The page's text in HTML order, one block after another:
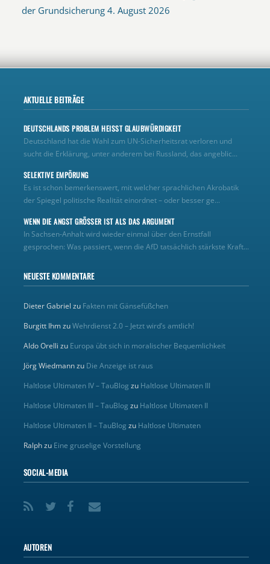
der Grundsicherung 4. August 2026
AKTUELLE BEITRÄGE
DEUTSCHLANDS PROBLEM HEISST GLAUBWÜRDIGKEIT
Deutschland hat die Wahl zum UN‑Sicherheitsrat verloren und
sucht die Erklärung, unter anderem bei Russland, das angeblic...
SELEKTIVE EMPÖRUNG
Es ist schon bemerkenswert, mit welcher sprachlichen Akrobatik
der Spiegel politische Realität einordnet – oder besser ge...
WENN DIE ANGST GRÖSSER IST ALS DAS ARGUMENT
In Sachsen-Anhalt wird wieder einmal über den Ernstfall
gesprochen: Was passiert, wenn die AfD tatsächlich stärkste Kraft...
NEUESTE KOMMENTARE
Dieter Gabriel zu Fakten mit Gänsefüßchen
Burgitt IhmzuWehrdienst 2.0 – Jetzt wird’s amtlich!
Aldo Orelli zu Europa übt sich in moralischer Bequemlichkeit
Jörg Wiedmannzu Die Anzeige ist raus
Haltlose Ultimaten IV – TauBlog zu Haltlose Ultimaten III
Haltlose Ultimaten III – TauBlog zu Haltlose Ultimaten II
Haltlose Ultimaten II – TauBlog zu Haltlose Ultimaten
Ralphzu Eine gruselige Vorstellung
SOCIAL-MEDIA
AUTOREN